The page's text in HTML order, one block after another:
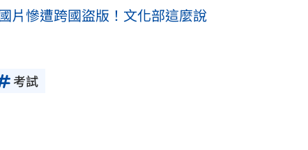
片慘遭跨國盜版！文化部這麼說
考試